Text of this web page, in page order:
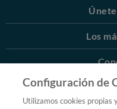
Los
Más
Configuración de
Utilizamos cookies propias